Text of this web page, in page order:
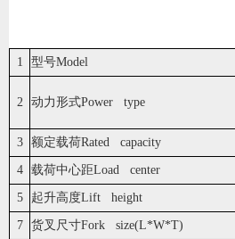
1 型号Model
2 动力形式Power type
3 额定载荷Rated capacity
4 载荷中心距Load center
5 起升高度Lift height
7 货叉尺寸Fork size(L*W*T)